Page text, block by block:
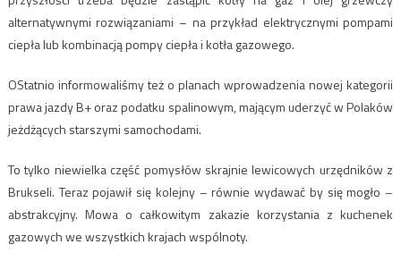
alternatywnymi rozwiązaniami – na przykład elektrycznymi pompami
ciepła lub kombinacją pompy ciepła i kotła gazowego.
OStatnio informowaliśmy też o planach wprowadzenia nowej kategorii
prawa jazdy B+ oraz podatku spalinowym, mającym uderzyć w Polaków
jeżdżących starszymi samochodami.
To tylko niewielka część pomysłów skrajnie lewicowych urzędników z
Brukseli. Teraz pojawił się kolejny – równie wydawać by się mogło –
abstrakcyjny. Mowa o całkowitym zakazie korzystania z kuchenek
gazowych we wszystkich krajach wspólnoty.